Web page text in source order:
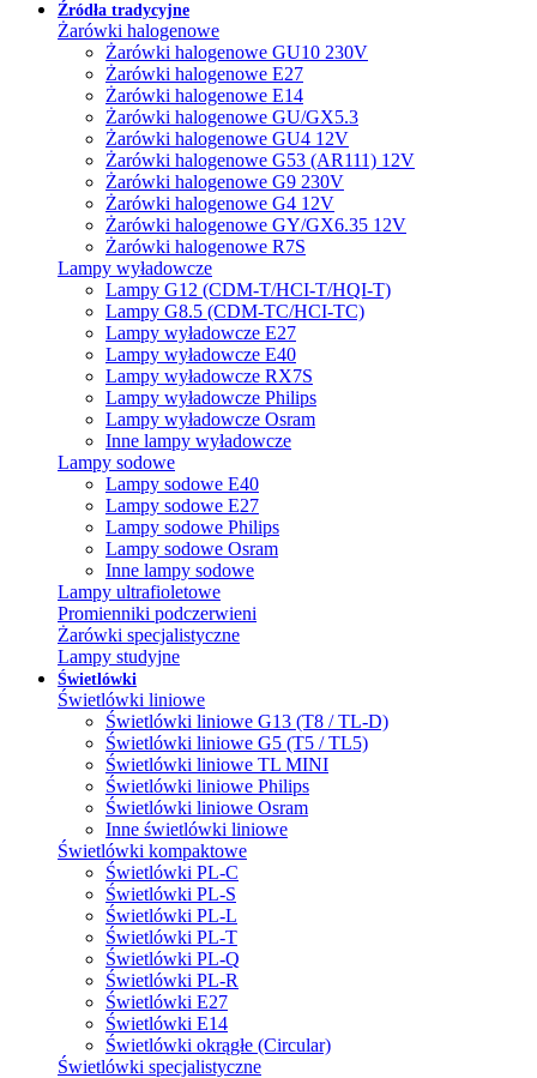
Źródła tradycyjne
Żarówki halogenowe
Żarówki halogenowe GU10 230V
Żarówki halogenowe E27
Żarówki halogenowe E14
Żarówki halogenowe GU/GX5.3
Żarówki halogenowe GU4 12V
Żarówki halogenowe G53 (AR111) 12V
Żarówki halogenowe G9 230V
Żarówki halogenowe G4 12V
Żarówki halogenowe GY/GX6.35 12V
Żarówki halogenowe R7S
Lampy wyładowcze
Lampy G12 (CDM-T/HCI-T/HQI-T)
Lampy G8.5 (CDM-TC/HCI-TC)
Lampy wyładowcze E27
Lampy wyładowcze E40
Lampy wyładowcze RX7S
Lampy wyładowcze Philips
Lampy wyładowcze Osram
Inne lampy wyładowcze
Lampy sodowe
Lampy sodowe E40
Lampy sodowe E27
Lampy sodowe Philips
Lampy sodowe Osram
Inne lampy sodowe
Lampy ultrafioletowe
Promienniki podczerwieni
Żarówki specjalistyczne
Lampy studyjne
Świetlówki
Świetlówki liniowe
Świetlówki liniowe G13 (T8 / TL-D)
Świetlówki liniowe G5 (T5 / TL5)
Świetlówki liniowe TL MINI
Świetlówki liniowe Philips
Świetlówki liniowe Osram
Inne świetlówki liniowe
Świetlówki kompaktowe
Świetlówki PL-C
Świetlówki PL-S
Świetlówki PL-L
Świetlówki PL-T
Świetlówki PL-Q
Świetlówki PL-R
Świetlówki E27
Świetlówki E14
Świetlówki okrągłe (Circular)
Świetlówki specjalistyczne